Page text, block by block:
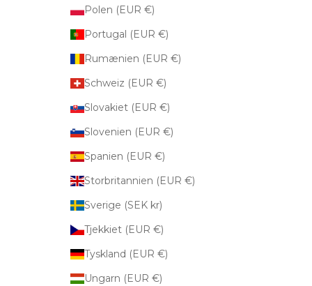
Polen (EUR €)
Portugal (EUR €)
Rumænien (EUR €)
Schweiz (EUR €)
Slovakiet (EUR €)
Slovenien (EUR €)
Spanien (EUR €)
Storbritannien (EUR €)
Sverige (SEK kr)
Tjekkiet (EUR €)
Tyskland (EUR €)
Ungarn (EUR €)